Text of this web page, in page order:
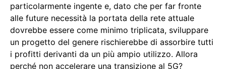
particolarmente ingente e, dato che per far fronte
alle future necessità la portata della rete attuale
dovrebbe essere come minimo triplicata, sviluppare
un progetto del genere rischierebbe di assorbire tutti
i profitti derivanti da un più ampio utilizzo. Allora
perché non accelerare una transizione al 5G?